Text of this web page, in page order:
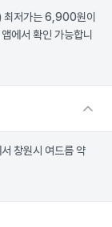
최저가는 6,900원이
앱에서 확인 가능합니
서 창원시 여드름 약